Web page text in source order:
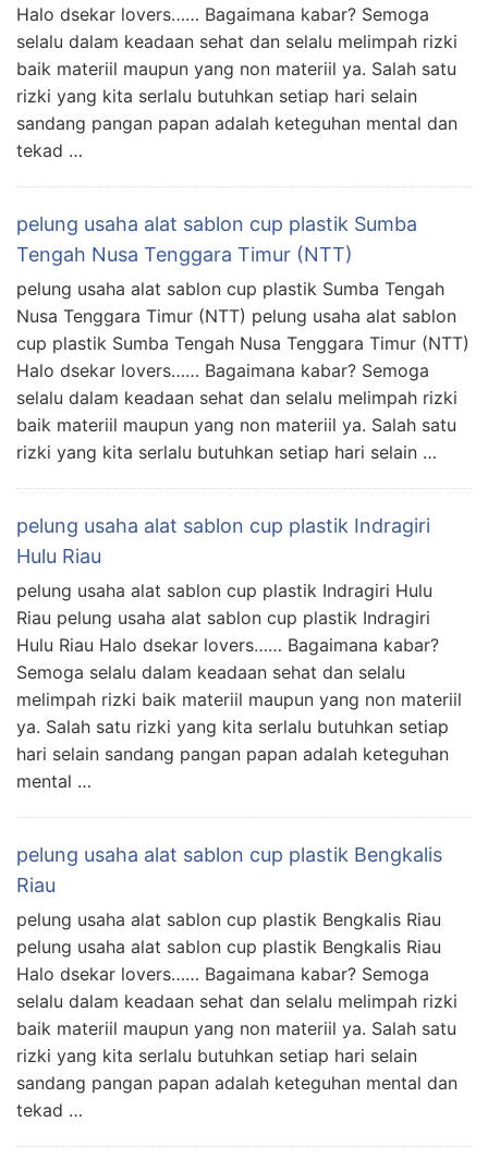
Halo dsekar lovers…… Bagaimana kabar? Semoga
selalu dalam keadaan sehat dan selalu melimpah rizki
baik materiil maupun yang non materiil ya. Salah satu
rizki yang kita serlalu butuhkan setiap hari selain
sandang pangan papan adalah keteguhan mental dan
tekad …
pelung usaha alat sablon cup plastik Sumba
Tengah Nusa Tenggara Timur (NTT)
pelung usaha alat sablon cup plastik Sumba Tengah
Nusa Tenggara Timur (NTT) pelung usaha alat sablon
cup plastik Sumba Tengah Nusa Tenggara Timur (NTT)
Halo dsekar lovers…… Bagaimana kabar? Semoga
selalu dalam keadaan sehat dan selalu melimpah rizki
baik materiil maupun yang non materiil ya. Salah satu
rizki yang kita serlalu butuhkan setiap hari selain …
pelung usaha alat sablon cup plastik Indragiri
Hulu Riau
pelung usaha alat sablon cup plastik Indragiri Hulu
Riau pelung usaha alat sablon cup plastik Indragiri
Hulu Riau Halo dsekar lovers…… Bagaimana kabar?
Semoga selalu dalam keadaan sehat dan selalu
melimpah rizki baik materiil maupun yang non materiil
ya. Salah satu rizki yang kita serlalu butuhkan setiap
hari selain sandang pangan papan adalah keteguhan
mental …
pelung usaha alat sablon cup plastik Bengkalis
Riau
pelung usaha alat sablon cup plastik Bengkalis Riau
pelung usaha alat sablon cup plastik Bengkalis Riau
Halo dsekar lovers…… Bagaimana kabar? Semoga
selalu dalam keadaan sehat dan selalu melimpah rizki
baik materiil maupun yang non materiil ya. Salah satu
rizki yang kita serlalu butuhkan setiap hari selain
sandang pangan papan adalah keteguhan mental dan
tekad …